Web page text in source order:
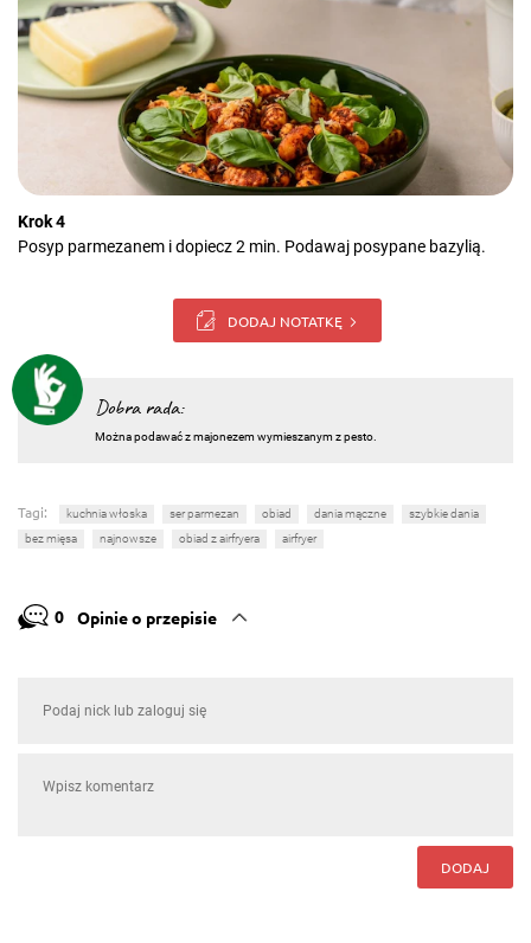
Krok 4
Posyp parmezanem i dopiecz 2 min. Podawaj posypane bazylią.
DODAJ NOTATKĘ
Dobra rada:
Można podawać z majonezem wymieszanym z pesto.
Tagi: kuchnia włoska ser parmezan obiad dania mączne
szybkie dania
bez mięsa
najnowsze obiad z airfryera airfryer
0 Opinie o przepisie
DODAJ